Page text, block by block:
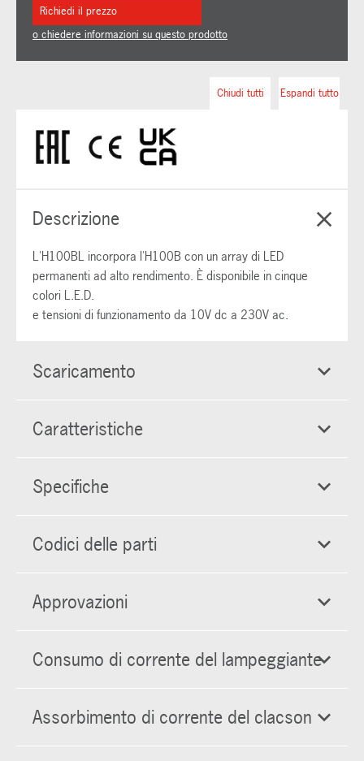
Richiedi il prezzo
o chiedere informazioni su questo prodotto
Espandi tutto
Chiudi tutti
Descrizione
L'H100BL incorpora l'H100B con un array di LED
permanenti ad alto rendimento. È disponibile in cinque
colori L.E.D.
e tensioni di funzionamento da 10V dc a 230V ac.
Scaricamento
Caratteristiche
Specifiche
Codici delle parti
Approvazioni
Consumo di corrente del lampeggiante
Assorbimento di corrente del clacson